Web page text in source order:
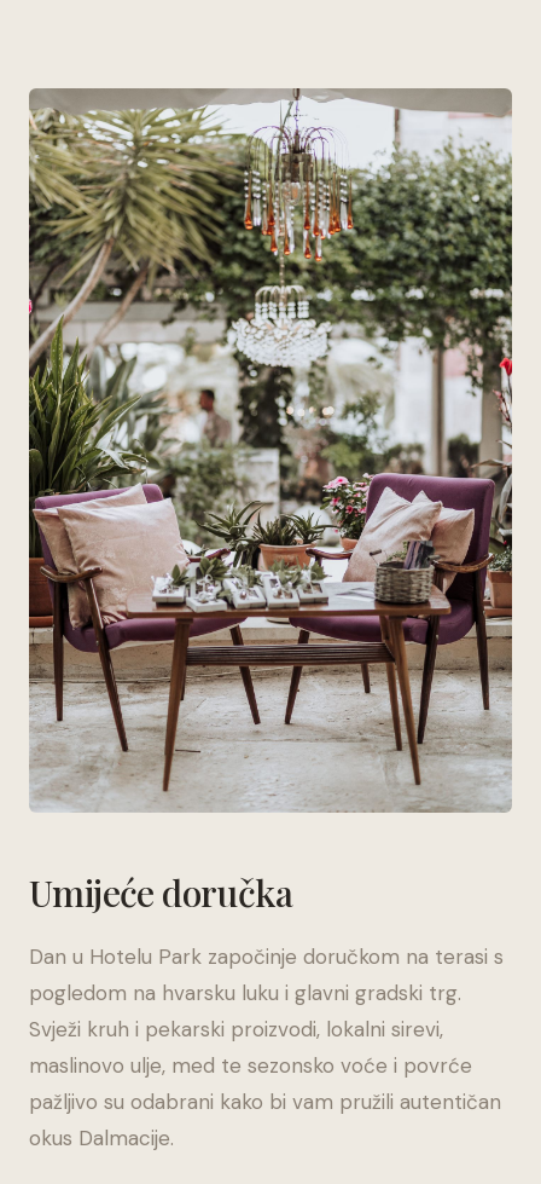
Umijeće doručka
Dan u Hotelu Park započinje doručkom na terasi s
pogledom na hvarsku luku i glavni gradski trg.
Svježi kruh i pekarski proizvodi, lokalni sirevi,
maslinovo ulje, med te sezonsko voće i povrće
pažljivo su odabrani kako bi vam pružili autentičan
okus Dalmacije.